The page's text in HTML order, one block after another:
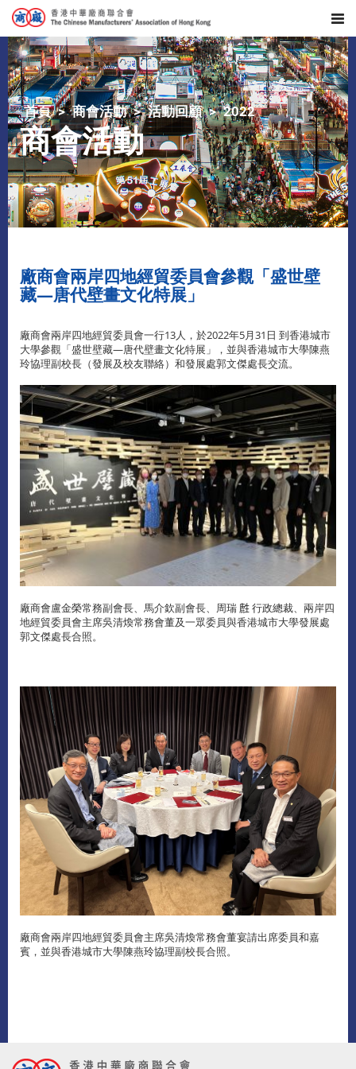
首頁 商會活動 活動回顧 2022
商會活動
廠商會兩岸四地經貿委員會參觀「盛世壁
藏—唐代壁畫文化特展」
廠商會兩岸四地經貿委員會一行13人，於2022年5月31日 到香港城市
大學參觀「盛世壁藏—唐代壁畫文化特展」，並與香港城市大學陳燕
玲協理副校長（發展及校友聯絡）和發展處郭文傑處長交流。
廠商會盧金榮常務副會長、馬介欽副會長、周瑞 𪊟 行政總裁、兩岸四
地經貿委員會主席吳清煥常務會董及一眾委員與香港城市大學發展處
郭文傑處長合照。
廠商會兩岸四地經貿委員會主席吳清煥常務會董宴請出席委員和嘉
賓，並與香港城市大學陳燕玲協理副校長合照。